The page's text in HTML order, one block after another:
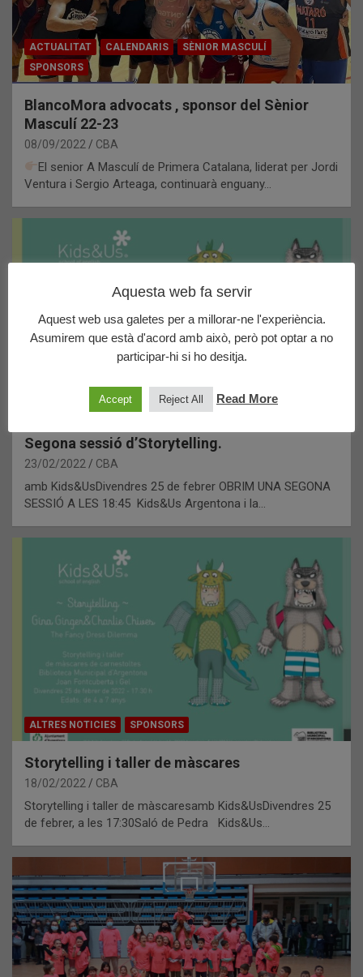
ACTUALITAT CALENDARIS
SÈNIOR MASCULÍ
SPONSORS
BlancoMora advocats , sponsor del Sènior
Masculí 22-23
08/09/2022 CBA
El senior A Masculí de Primera Catalana, liderat per Jordi
Ventura i Sergio Arteaga, continuarà enguany…
ALTRES NOTICIES SPONSORS
Segona sessió d’Storytelling.
23/02/2022 CBA
amb Kids&UsDivendres 25 de febrer OBRIM UNA SEGONA
SESSIÓ A LES 18:45 Kids&Us Argentona i la…
ALTRES NOTICIES SPONSORS
Storytelling i taller de màscares
18/02/2022 CBA
Storytelling i taller de màscaresamb Kids&UsDivendres 25
de febrer, a les 17:30Saló de Pedra Kids&Us…
Aquesta web fa servir
Aquest web usa galetes per a millorar-ne l'experiència.
Asumirem que està d'acord amb això, però pot optar a no
participar-hi si ho desitja.
Accept Reject All Read More